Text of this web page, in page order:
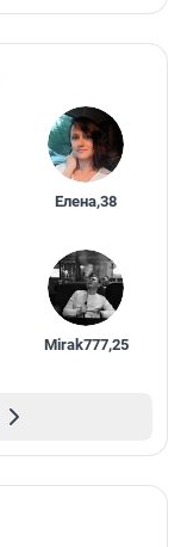
Елена,38
Mirak777,25